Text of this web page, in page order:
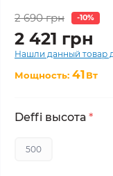
2 690 грн -10%
2 421 грн
Нашли данный товар
Мощность: 41Вт
Deffi высота *
500